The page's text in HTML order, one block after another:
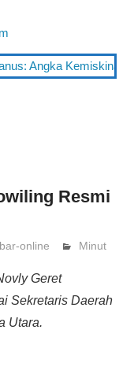
Angka Kemiskinan
Resmi
online Minut
Geret
Sekretaris Daerah
Utara.